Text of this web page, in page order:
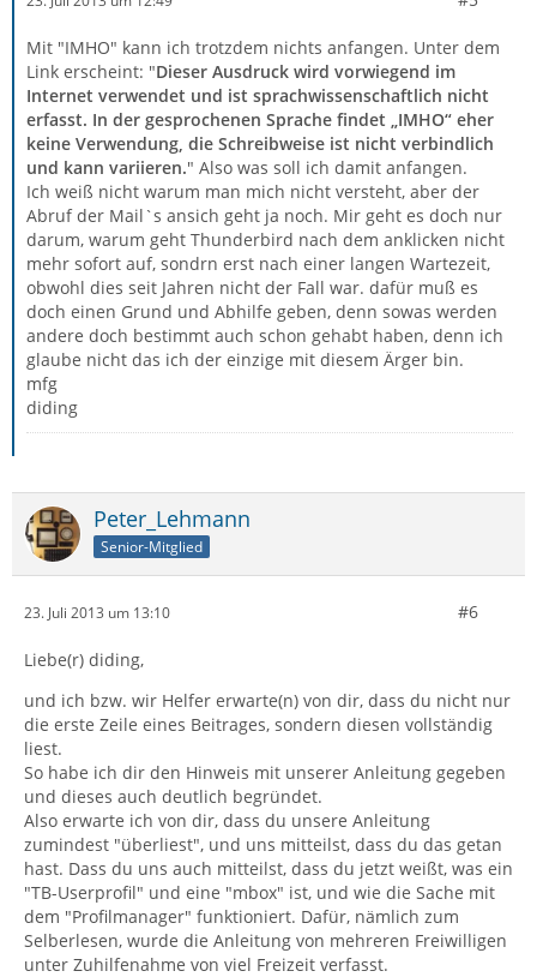
Mit "IMHO" kann ich trotzdem nichts anfangen. Unter dem
Link erscheint: "Dieser Ausdruck wird vorwiegend im
Internet verwendet und ist sprachwissenschaftlich nicht
erfasst. In der gesprochenen Sprache findet „IMHO“ eher
keine Verwendung, die Schreibweise ist nicht verbindlich
und kann variieren." Also was soll ich damit anfangen.
Ich weiß nicht warum man mich nicht versteht, aber der
Abruf der Mail`s ansich geht ja noch. Mir geht es doch nur
darum, warum geht Thunderbird nach dem anklicken nicht
mehr sofort auf, sondrn erst nach einer langen Wartezeit,
obwohl dies seit Jahren nicht der Fall war. dafür muß es
doch einen Grund und Abhilfe geben, denn sowas werden
andere doch bestimmt auch schon gehabt haben, denn ich
glaube nicht das ich der einzige mit diesem Ärger bin.
mfg
diding
Peter_Lehmann
Senior-Mitglied
23. Juli 2013 um 13:10 #6
Liebe(r) diding,
und ich bzw. wir Helfer erwarte(n) von dir, dass du nicht nur
die erste Zeile eines Beitrages, sondern diesen vollständig
liest.
So habe ich dir den Hinweis mit unserer Anleitung gegeben
und dieses auch deutlich begründet.
Also erwarte ich von dir, dass du unsere Anleitung
zumindest "überliest", und uns mitteilst, dass du das getan
hast. Dass du uns auch mitteilst, dass du jetzt weißt, was ein
"TB-Userprofil" und eine "mbox" ist, und wie die Sache mit
dem "Profilmanager" funktioniert. Dafür, nämlich zum
Selberlesen, wurde die Anleitung von mehreren Freiwilligen
unter Zuhilfenahme von viel Freizeit verfasst.